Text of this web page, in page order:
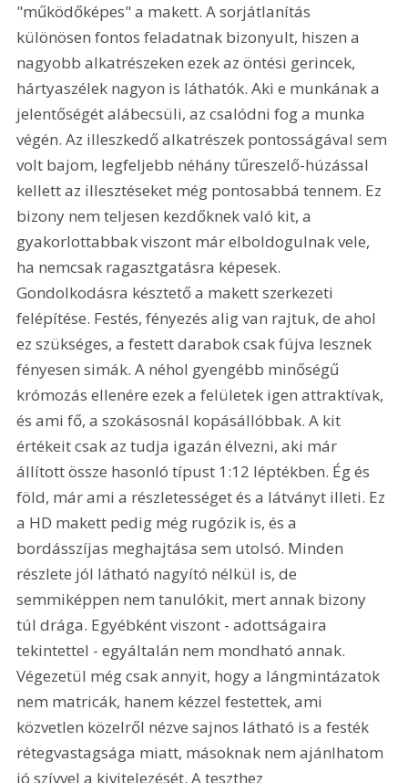
"működőképes" a makett. A sorjátlanítás
különösen fontos feladatnak bizonyult, hiszen a
nagyobb alkatrészeken ezek az öntési gerincek,
hártyaszélek nagyon is láthatók. Aki e munkának a
jelentőségét alábecsüli, az csalódni fog a munka
végén. Az illeszkedő alkatrészek pontosságával sem
volt bajom, legfeljebb néhány tűreszelő-húzással
kellett az illesztéseket még pontosabbá tennem. Ez
bizony nem teljesen kezdőknek való kit, a
gyakorlottabbak viszont már elboldogulnak vele,
ha nemcsak ragasztgatásra képesek.
Gondolkodásra késztető a makett szerkezeti
felépítése. Festés, fényezés alig van rajtuk, de ahol
ez szükséges, a festett darabok csak fújva lesznek
fényesen simák. A néhol gyengébb minőségű
krómozás ellenére ezek a felületek igen attraktívak,
és ami fő, a szokásosnál kopásállóbbak. A kit
értékeit csak az tudja igazán élvezni, aki már
állított össze hasonló típust 1:12 léptékben. Ég és
föld, már ami a részletességet és a látványt illeti. Ez
a HD makett pedig még rugózik is, és a
bordásszíjas meghajtása sem utolsó. Minden
részlete jól látható nagyító nélkül is, de
semmiképpen nem tanulókit, mert annak bizony
túl drága. Egyébként viszont - adottságaira
tekintettel - egyáltalán nem mondható annak.
Végezetül még csak annyit, hogy a lángmintázatok
nem matricák, hanem kézzel festettek, ami
közvetlen közelről nézve sajnos látható is a festék
rétegvastagsága miatt, másoknak nem ajánlhatom
jó szívvel a kivitelezését. A teszthez